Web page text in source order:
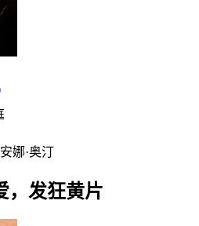
安娜·奥汀
，发狂黄片